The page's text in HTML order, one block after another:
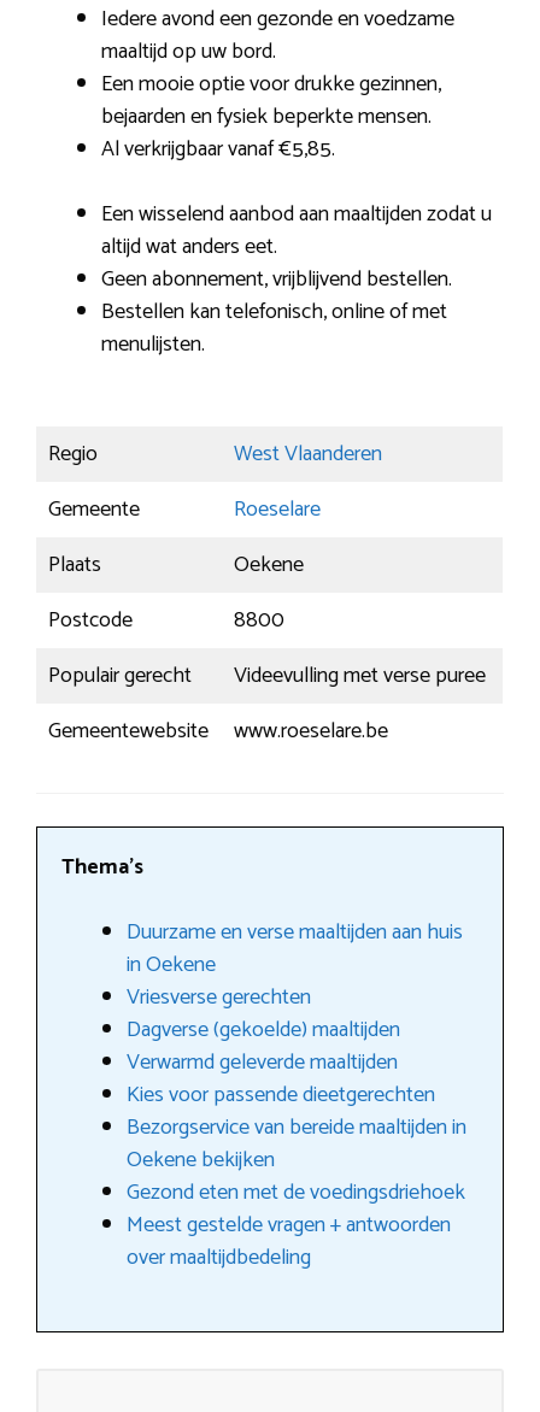
Iedere avond een gezonde en voedzame
maaltijd op uw bord.
Een mooie optie voor drukke gezinnen,
bejaarden en fysiek beperkte mensen.
Al verkrijgbaar vanaf €5,85.
Een wisselend aanbod aan maaltijden zodat u
altijd wat anders eet.
Geen abonnement, vrijblijvend bestellen.
Bestellen kan telefonisch, online of met
menulijsten.
Regio
West Vlaanderen
Gemeente
Roeselare
Plaats
Oekene
Postcode
8800
Populair gerecht
Videevulling met verse puree
Gemeentewebsite
www.roeselare.be
Thema’s
Duurzame en verse maaltijden aan huis
in Oekene
Vriesverse gerechten
Dagverse (gekoelde) maaltijden
Verwarmd geleverde maaltijden
Kies voor passende dieetgerechten
Bezorgservice van bereide maaltijden in
Oekene bekijken
Gezond eten met de voedingsdriehoek
Meest gestelde vragen + antwoorden
over maaltijdbedeling